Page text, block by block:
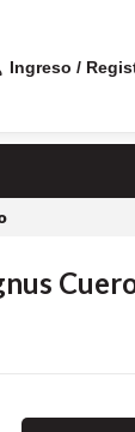
Ingreso /